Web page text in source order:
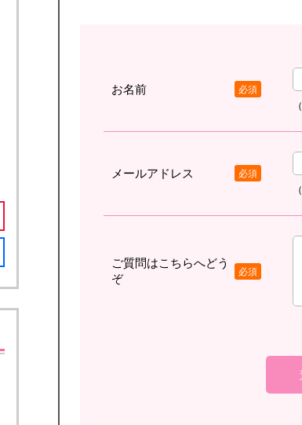
お名前 必須
メールアドレス 必須
ご質問はこちらへどう
ぞ
必須